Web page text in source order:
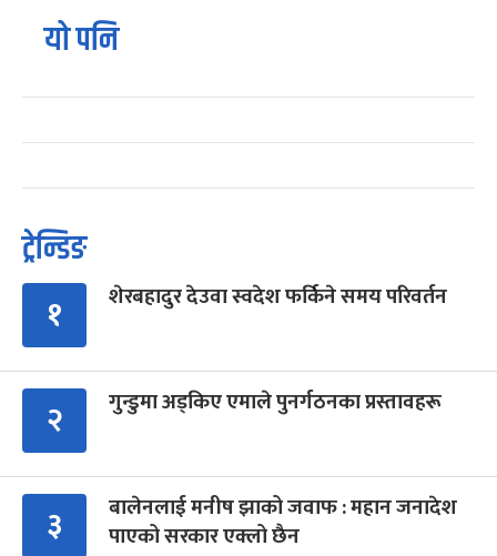
यो पनि
ट्रेन्डिङ
१ शेरबहादुर देउवा स्वदेश फर्किने समय परिवर्तन
२ गुन्डुमा अड्किए एमाले पुनर्गठनका प्रस्तावहरू
३
बालेनलाई मनीष झाको जवाफ : महान जनादेश
पाएको सरकार एक्लो छैन